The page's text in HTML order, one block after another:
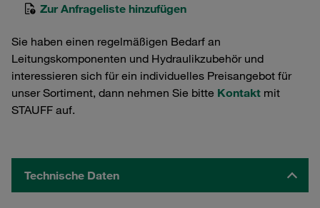
Zur Anfrageliste hinzufügen
Sie haben einen regelmäßigen Bedarf an
Leitungskomponenten und Hydraulikzubehör und
interessieren sich für ein individuelles Preisangebot für
unser Sortiment, dann nehmen Sie bitte Kontakt mit
STAUFF auf.
Technische Daten